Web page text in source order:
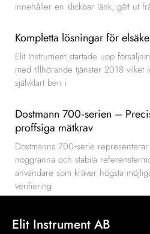
innehåller en klickbar länk, gått ut
Kompletta lösningar för
Elit Instrument startade upp
med tillhörande tjänster 2018 vilket
självklart ben i
Dostmann 700‑serien –
proffsiga mätkrav
Dostmanns 700‑serie
noggranna och stabila
användare som kräver högsta
verifiering
Elit Instrument AB